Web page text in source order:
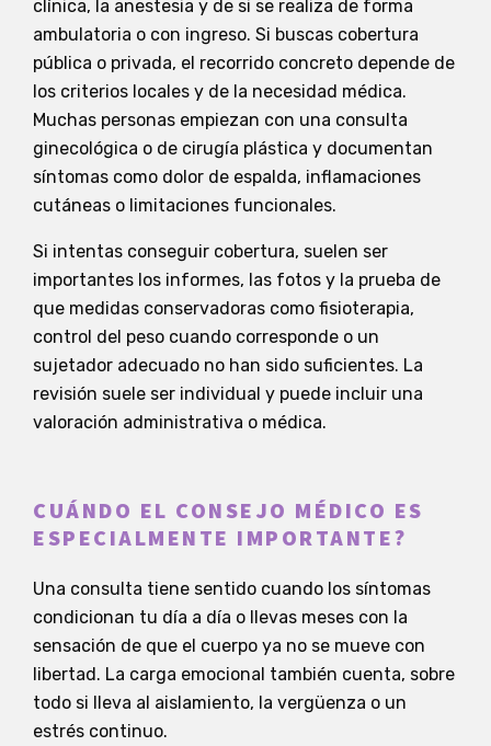
clínica, la anestesia y de si se realiza de forma
ambulatoria o con ingreso. Si buscas cobertura
pública o privada, el recorrido concreto depende de
los criterios locales y de la necesidad médica.
Muchas personas empiezan con una consulta
ginecológica o de cirugía plástica y documentan
síntomas como dolor de espalda, inflamaciones
cutáneas o limitaciones funcionales.
Si intentas conseguir cobertura, suelen ser
importantes los informes, las fotos y la prueba de
que medidas conservadoras como fisioterapia,
control del peso cuando corresponde o un
sujetador adecuado no han sido suficientes. La
revisión suele ser individual y puede incluir una
valoración administrativa o médica.
CUÁNDO EL CONSEJO MÉDICO ES
ESPECIALMENTE IMPORTANTE?
Una consulta tiene sentido cuando los síntomas
condicionan tu día a día o llevas meses con la
sensación de que el cuerpo ya no se mueve con
libertad. La carga emocional también cuenta, sobre
todo si lleva al aislamiento, la vergüenza o un
estrés continuo.